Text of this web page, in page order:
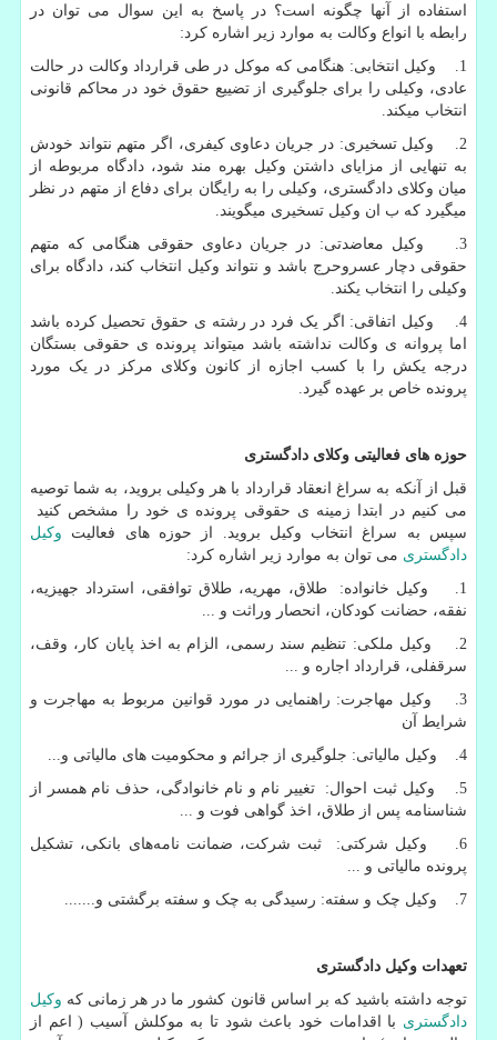
استفاده از آنها چگونه است؟ در پاسخ به این سوال می توان در
رابطه با انواع وکالت به موارد زیر اشاره کرد:
1. وکیل انتخابی: هنگامی که موکل در طی قرارداد وکالت در حالت
عادی، وکیلی را برای جلوگیری از تضییع حقوق خود در محاکم قانونی
انتخاب میکند.
2. وکیل تسخیری: در جریان دعاوی کیفری، اگر متهم نتواند خودش
به تنهایی از مزایای داشتن وکیل بهره مند شود، دادگاه مربوطه از
میان وکلای دادگستری، وکیلی را به رایگان برای دفاع از متهم در نظر
میگیرد که ب ان وکیل تسخیری میگویند.
3. وکیل معاضدتی: در جریان دعاوی حقوقی هنگامی که متهم
حقوقی دچار عسروحرج باشد و نتواند وکیل انتخاب کند، دادگاه برای
وکیلی را انتخاب یکند.
4. وکیل اتفاقی: اگر یک فرد در رشته ی حقوق تحصیل کرده باشد
اما پروانه ی وکالت نداشته باشد میتواند پرونده ی حقوقی بستگان
درجه یکش را با کسب اجازه از کانون وکلای مرکز در یک مورد
پرونده خاص بر عهده گیرد.
حوزه های فعالیتی وکلای دادگستری
قبل از آنکه به سراغ انعقاد قرارداد با هر وکیلی بروید، به شما توصیه
می کنیم در ابتدا زمینه ی حقوقی پرونده ی خود را مشخص کنید
سپس به سراغ انتخاب وکیل بروید. از حوزه های فعالیت وکیل
دادگستری می توان به موارد زیر اشاره کرد:
1. وکیل خانواده: طلاق، مهریه، طلاق توافقی، استرداد جهیزیه،
نفقه، حضانت کودکان، انحصار وراثت و ...
2. وکیل ملکی: تنظیم سند رسمی، الزام به اخذ پایان کار، وقف،
سرقفلی، قرارداد اجاره و ...
3. وکیل مهاجرت: راهنمایی در مورد قوانین مربوط به مهاجرت و
شرایط آن
4. وکیل مالیاتی: جلوگیری از جرائم و محکومیت های مالیاتی و...
5. وکیل ثبت احوال: تغییر نام و نام خانوادگی، حذف نام همسر از
شناسنامه پس از طلاق، اخذ گواهی فوت و ...
6. وکیل شرکتی: ثبت شرکت، ضمانت نامه‌های بانکی، تشکیل
پرونده مالیاتی و ...
7. وکیل چک و سفته: رسیدگی به چک و سفته برگشتی و.......
تعهدات وکیل دادگستری
توجه داشته باشید که بر اساس قانون کشور ما در هر زمانی که وکیل
دادگستری با اقدامات خود باعث شود تا به موکلش آسیب ( اعم از